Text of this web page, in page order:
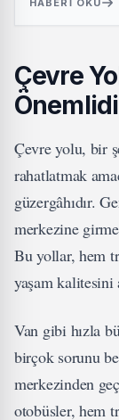
Çevre
Çevre yolu, bir
rahatlatmak
güzergâhıdır.
merkezine
Bu yollar, hem
yaşam kalitesini
Van gibi hızla
birçok sorunu
merkezinden
otobüsler, hem